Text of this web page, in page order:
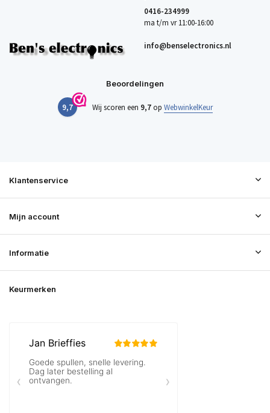
0416-234999
ma t/m vr 11:00-16:00
info@benselectronics.nl
Beoordelingen
9,7 Wij scoren een 9,7op WebwinkelKeur
Klantenservice
Mijn account
Informatie
Keurmerken